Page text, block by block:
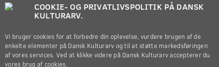
COOKIE- OG PRIVATLIVSPOLITIK PÅ DANSK
KULTURARV.
Vi bruger cookies for at forbedre din oplevelse, vurdere brugen af de
enkelte elementer på Dansk Kulturarv og til at støtte markedsføringen
af vores services. Ved at klikke videre på Dansk Kulturarv accepterer du
vores brug af cookies.